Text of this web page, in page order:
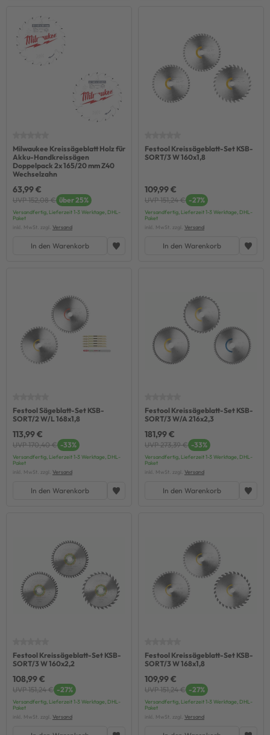
Milwaukee Kreissägeblatt Holz für
Akku-Handkreissägen
Doppelpack 2x 165/20 mm Z40
Wechselzahn
63,99 €
UVP 152,08 € über 25%
Versandfertig, Lieferzeit 1-3 Werktage, DHL-
Paket
inkl. MwSt. zzgl. Versand
In den Warenkorb
Festool Kreissägeblatt-Set KSB-
SORT/3 W 160x1,8
109,99 €
UVP 151,24 € -27%
Versandfertig, Lieferzeit 1-3 Werktage, DHL-
Paket
inkl. MwSt. zzgl. Versand
In den Warenkorb
Festool Sägeblatt-Set KSB-
SORT/2 W/L 168x1,8
113,99 €
UVP 170,40 € -33%
Versandfertig, Lieferzeit 1-3 Werktage, DHL-
Paket
inkl. MwSt. zzgl. Versand
In den Warenkorb
Festool Kreissägeblatt-Set KSB-
SORT/3 W/A 216x2,3
181,99 €
UVP 273,39 € -33%
Versandfertig, Lieferzeit 1-3 Werktage, DHL-
Paket
inkl. MwSt. zzgl. Versand
In den Warenkorb
Festool Kreissägeblatt-Set KSB-
SORT/3 W 160x2,2
108,99 €
UVP 151,24 € -27%
Versandfertig, Lieferzeit 1-3 Werktage, DHL-
Paket
inkl. MwSt. zzgl. Versand
Festool Kreissägeblatt-Set KSB-
SORT/3 W 168x1,8
109,99 €
UVP 151,24 € -27%
Versandfertig, Lieferzeit 1-3 Werktage, DHL-
Paket
inkl. MwSt. zzgl. Versand